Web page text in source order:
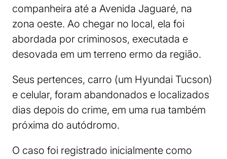
companheira até a Avenida Jaguaré, na
zona oeste. Ao chegar no local, ela foi
abordada por criminosos, executada e
desovada em um terreno ermo da região.
Seus pertences, carro (um Hyundai Tucson)
e celular, foram abandonados e localizados
dias depois do crime, em uma rua também
próxima do autódromo.
O caso foi registrado inicialmente como